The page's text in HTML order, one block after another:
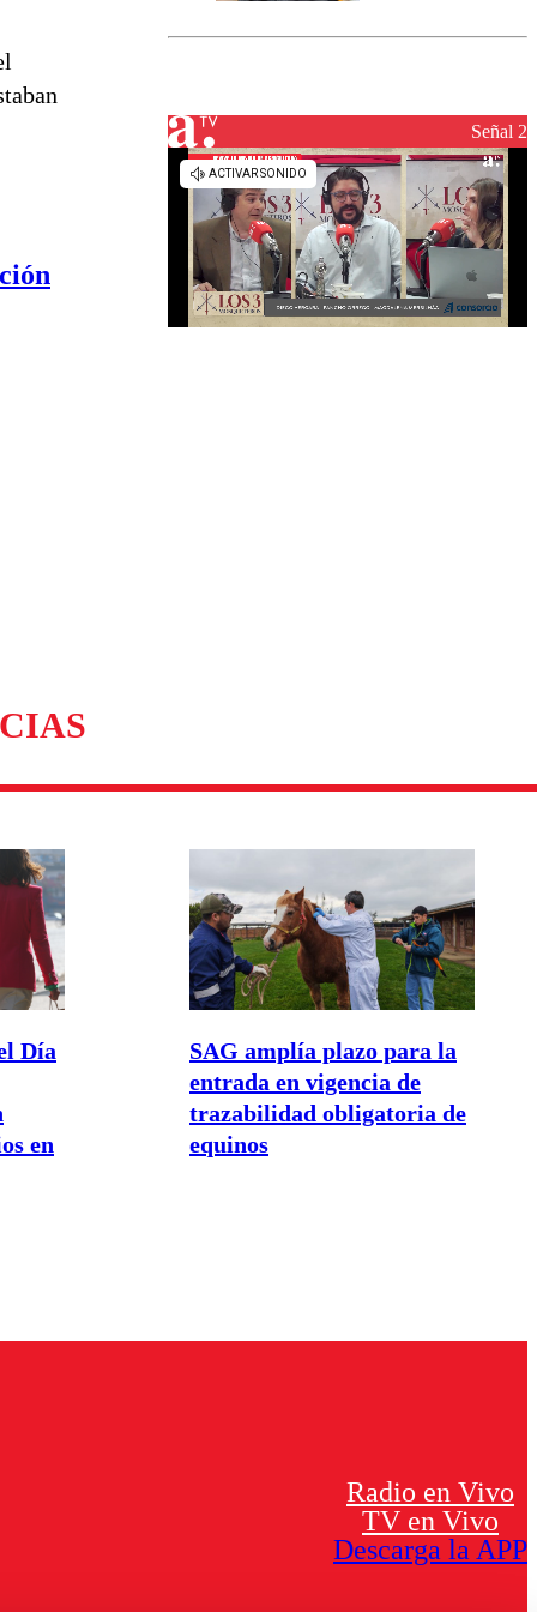
el fin de la
reconstrucciónSeñal 2
Día
en
SAG amplía plazo para la
entrada en vigencia de
trazabilidad obligatoria de
equinos
Radio en Vivo
TV en Vivo
Descarga la APP